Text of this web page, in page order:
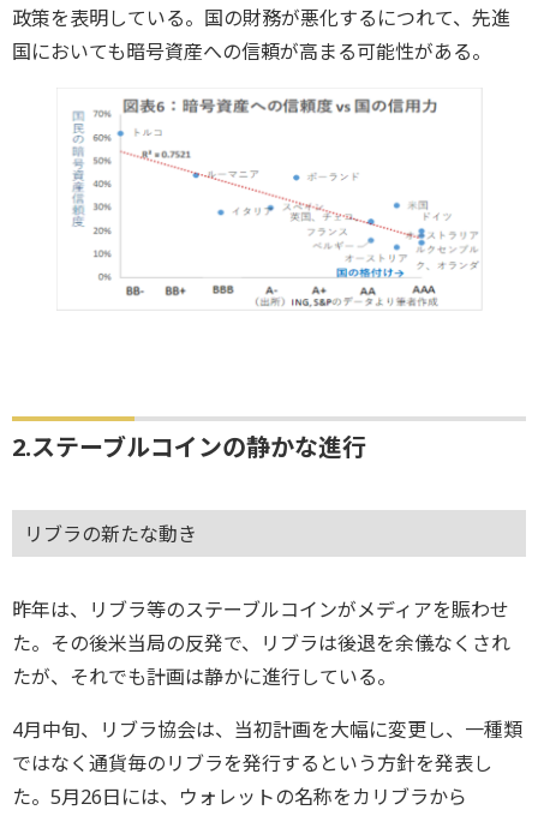
政策を表明している。国の財務が悪化するにつれて、先進
国においても暗号資産への信頼が高まる可能性がある。
2.ステーブルコインの静かな進行
リブラの新たな動き
昨年は、リブラ等のステーブルコインがメディアを賑わせ
た。その後米当局の反発で、リブラは後退を余儀なくされ
たが、それでも計画は静かに進行している。
4月中旬、リブラ協会は、当初計画を大幅に変更し、一種類
ではなく通貨毎のリブラを発行するという方針を発表し
た。5月26日には、ウォレットの名称をカリブラから